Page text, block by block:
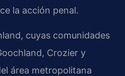
la acción penal.
cuyas comunidades
Crozier y
área metropolitana